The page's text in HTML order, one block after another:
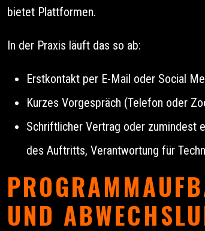
bietet Plattformen.
In der Praxis läuft das so ab:
Erstkontakt per E-Mail oder Social
Kurzes Vorgespräch (Telefon oder
Schriftlicher Vertrag oder zumindest
des Auftritts, Verantwortung für
UND